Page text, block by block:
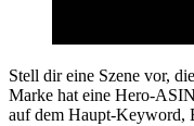
Stell dir eine Szene vor,
Marke hat eine Hero-
auf dem Haupt-Keyword,